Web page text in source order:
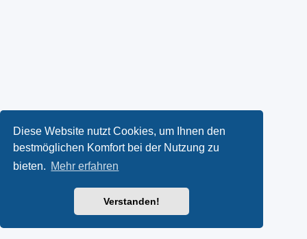
Diese Website nutzt Cookies, um Ihnen den
bestmöglichen Komfort bei der Nutzung zu
bieten. Mehr erfahren
Verstanden!